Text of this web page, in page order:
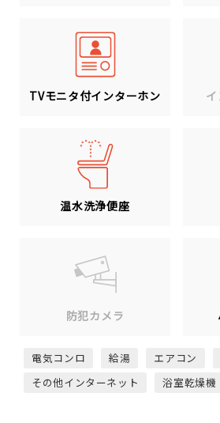
TVモニタ付インターホン
温水洗浄便座
防犯カメラ
電気コンロ 給湯 エアコン
その他インターネット
浴室乾燥機